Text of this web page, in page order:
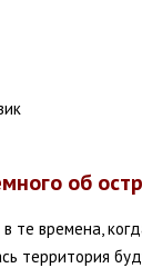
об
те времена,
территория